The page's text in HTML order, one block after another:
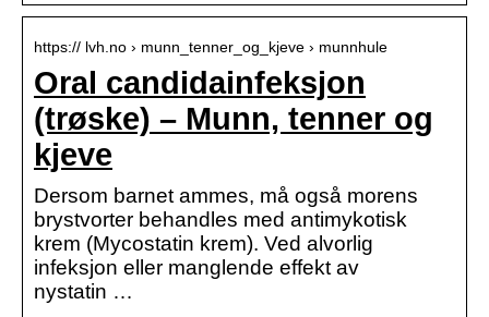
https:// lvh.no › munn_tenner_og_kjeve › munnhule
Oral candidainfeksjon
(trøske) – Munn, tenner og
kjeve
Dersom barnet ammes, må også morens
brystvorter behandles med antimykotisk
krem (Mycostatin krem). Ved alvorlig
infeksjon eller manglende effekt av
nystatin …